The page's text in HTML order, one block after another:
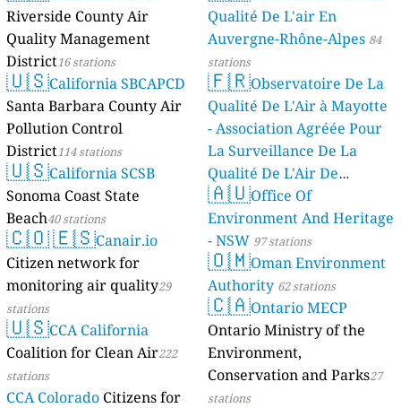
Riverside County Air
Quality Management
District16 stations
🇺🇸California SBCAPCD
Santa Barbara County Air
Pollution Control
District114 stations
🇺🇸California SCSB
Sonoma Coast State
Beach40 stations
🇨🇴🇪🇸Canair.io
Citizen network for
monitoring air quality29
stations
🇺🇸CCA California
Coalition for Clean Air222
stations
CCA Colorado Citizens for
Qualité De L'air En
Auvergne-Rhône-Alpes 84
stations
🇫🇷Observatoire De La
Qualité De L'Air à Mayotte
- Association Agréée Pour
La Surveillance De La
Qualité De L'Air De
Mayotte 4 stations
🇦🇺Office Of
Environment And Heritage
- NSW 97 stations
🇴🇲Oman Environment
Authority 62 stations
🇨🇦Ontario MECP
Ontario Ministry of the
Environment,
Conservation and Parks27
stations